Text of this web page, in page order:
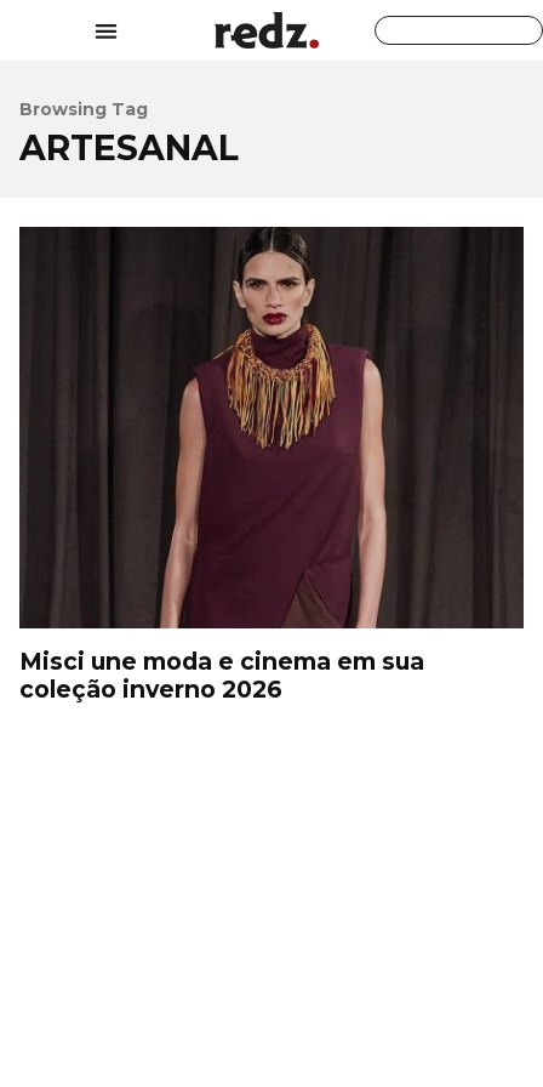
Browsing Tag
ARTESANAL
Misci une moda e cinema em sua
coleção inverno 2026